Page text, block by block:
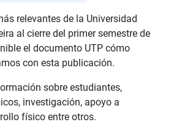
relevantes de la Universidad
al cierre del primer semestre de
el documento UTP cómo
con esta publicación.
sobre estudiantes,
investigación, apoyo a
físico entre otros.